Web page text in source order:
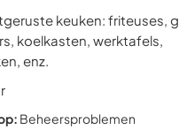
keuken: friteuses,
koelkasten, werktafels,
enz.
Beheersproblemen